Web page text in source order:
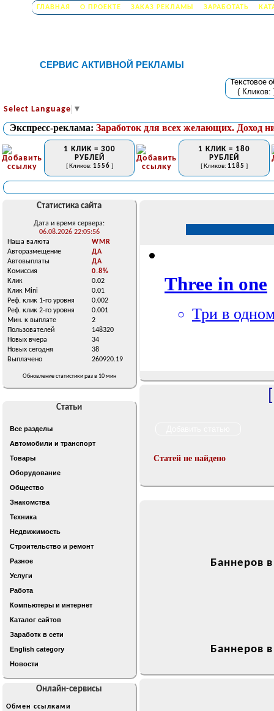
ГЛАВНАЯ О ПРОЕКТЕ ЗАКАЗ РЕКЛАМЫ ЗАРАБОТАТЬ
СЕРВИС АКТИВНОЙ РЕКЛАМЫ
Select Language ▼
Текстовое
( Кликов:
Экспресс-реклама: Заработок для всех желающих. Доход
1 КЛИК = 300
РУБЛЕЙ
[ Кликов: 1556 ]
1 КЛИК = 180
РУБЛЕЙ
[ Кликов: 1185 ]
Статистика сайта
Дата и время сервера:
06.08.2026 22:05:56
Наша валюта
WMR
Авторазмещение
ДА
Автовыплаты
ДА
Комиссия
0.8%
Клик
0.02
Клик Mini
0.01
Реф. клик 1-го уровня
0.002
Реф. клик 2-го уровня
0.001
Мин. к выплате
2
Пользователей
148320
Новых вчера
34
Новых сегодня
38
Выплачено
260920.19
Обновление статистики раз в 10 мин
Статьи
Все разделы
Автомобили и транспорт
Товары
Оборудование
Общество
Знакомства
Техника
Недвижимость
Строительство и ремонт
Разное
Услуги
Работа
Компьютеры и интернет
Каталог сайтов
Заработк в сети
English category
Новости
Онлайн-сервисы
Обмен ссылками
Статей не найдено
Баннеров
Баннеров